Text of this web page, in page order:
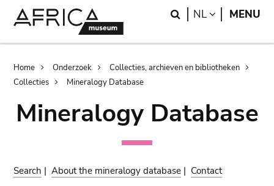
Search
NL LANGUAGE
MENU
Breadcrumb
Home Onderzoek
Collecties, archieven en bibliotheken
Collecties
Mineralogy Database
Mineralogy Database
Search |About the mineralogy database | Contact